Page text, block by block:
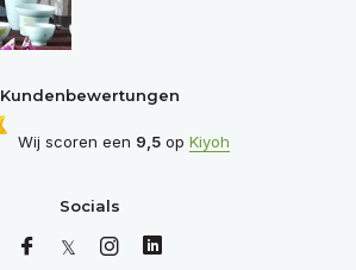
Kundenbewertungen
Wij scoren een 9,5op Kiyoh
Socials